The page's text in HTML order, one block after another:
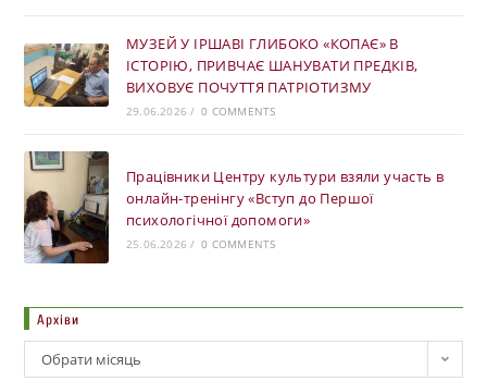
МУЗЕЙ У ІРШАВІ ГЛИБОКО «КОПАЄ» В
ІСТОРІЮ, ПРИВЧАЄ ШАНУВАТИ ПРЕДКІВ,
ВИХОВУЄ ПОЧУТТЯ ПАТРІОТИЗМУ
29.06.2026 / 0 COMMENTS
Працівники Центру культури взяли участь в
онлайн-тренінгу «Вступ до Першої
психологічної допомоги»
25.06.2026 / 0 COMMENTS
Архіви
Обрати місяць